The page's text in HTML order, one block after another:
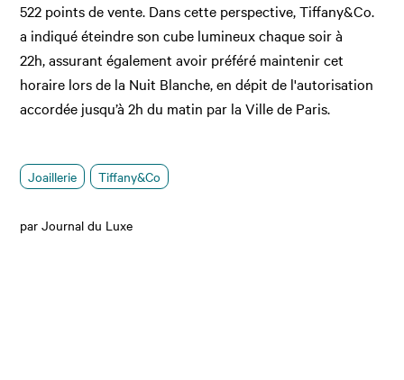
522 points de vente. Dans cette perspective, Tiffany&Co.
a indiqué éteindre son cube lumineux chaque soir à
22h, assurant également avoir préféré maintenir cet
horaire lors de la Nuit Blanche, en dépit de l'autorisation
accordée jusqu’à 2h du matin par la Ville de Paris.
Joaillerie Tiffany&Co
par Journal du Luxe